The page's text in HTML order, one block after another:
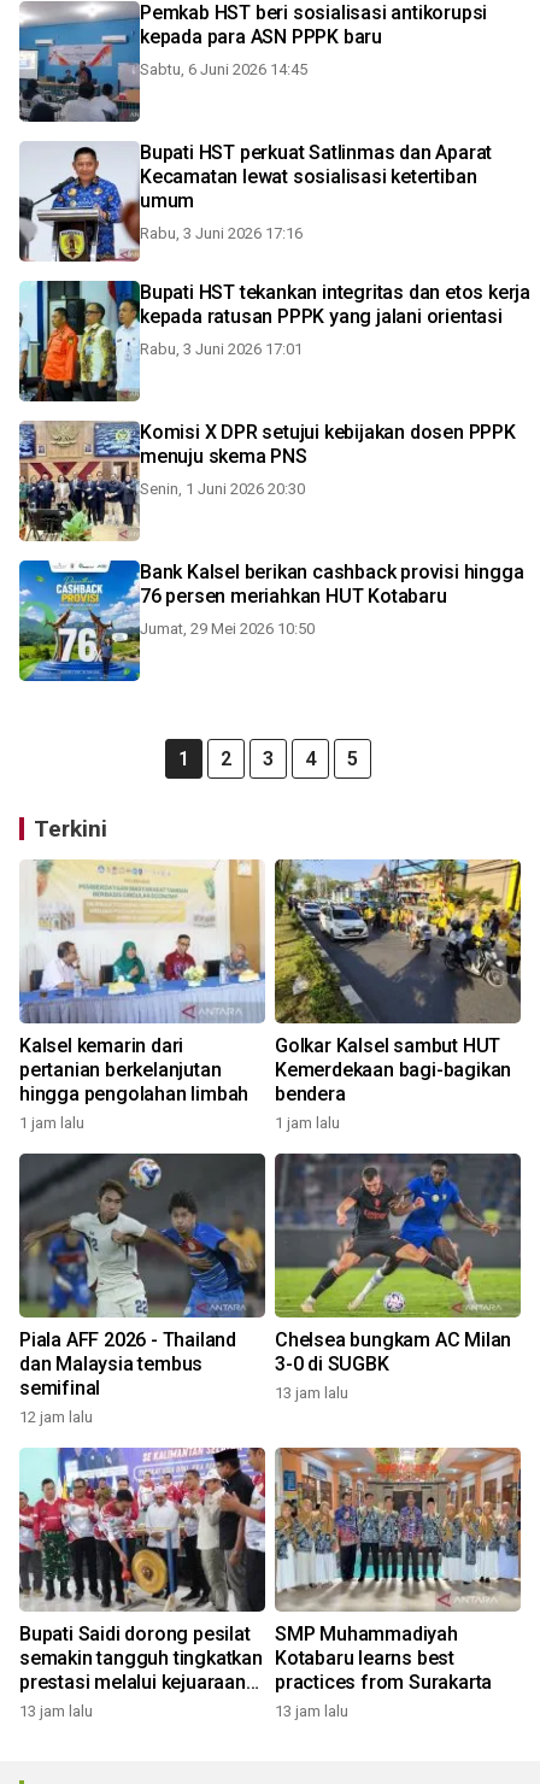
Pemkab HST beri sosialisasi antikorupsi
kepada para ASN PPPK baru
Sabtu, 6 Juni 2026 14:45
Bupati HST perkuat Satlinmas dan Aparat
Kecamatan lewat sosialisasi ketertiban
umum
Rabu, 3 Juni 2026 17:16
Bupati HST tekankan integritas dan etos kerja
kepada ratusan PPPK yang jalani orientasi
Rabu, 3 Juni 2026 17:01
Komisi X DPR setujui kebijakan dosen PPPK
menuju skema PNS
Senin, 1 Juni 2026 20:30
Bank Kalsel berikan cashback provisi hingga
76 persen meriahkan HUT Kotabaru
Jumat, 29 Mei 2026 10:50
1 2 3 4 5
Terkini
Kalsel kemarin dari
pertanian berkelanjutan
hingga pengolahan limbah
1 jam lalu
Golkar Kalsel sambut HUT
Kemerdekaan bagi-bagikan
bendera
1 jam lalu
Piala AFF 2026 - Thailand
dan Malaysia tembus
semifinal
12 jam lalu
Chelsea bungkam AC Milan
3-0 di SUGBK
13 jam lalu
Bupati Saidi dorong pesilat
semakin tangguh tingkatkan
prestasi melalui kejuaraan
Piala Bupati
13 jam lalu
SMP Muhammadiyah
Kotabaru learns best
practices from Surakarta
13 jam lalu